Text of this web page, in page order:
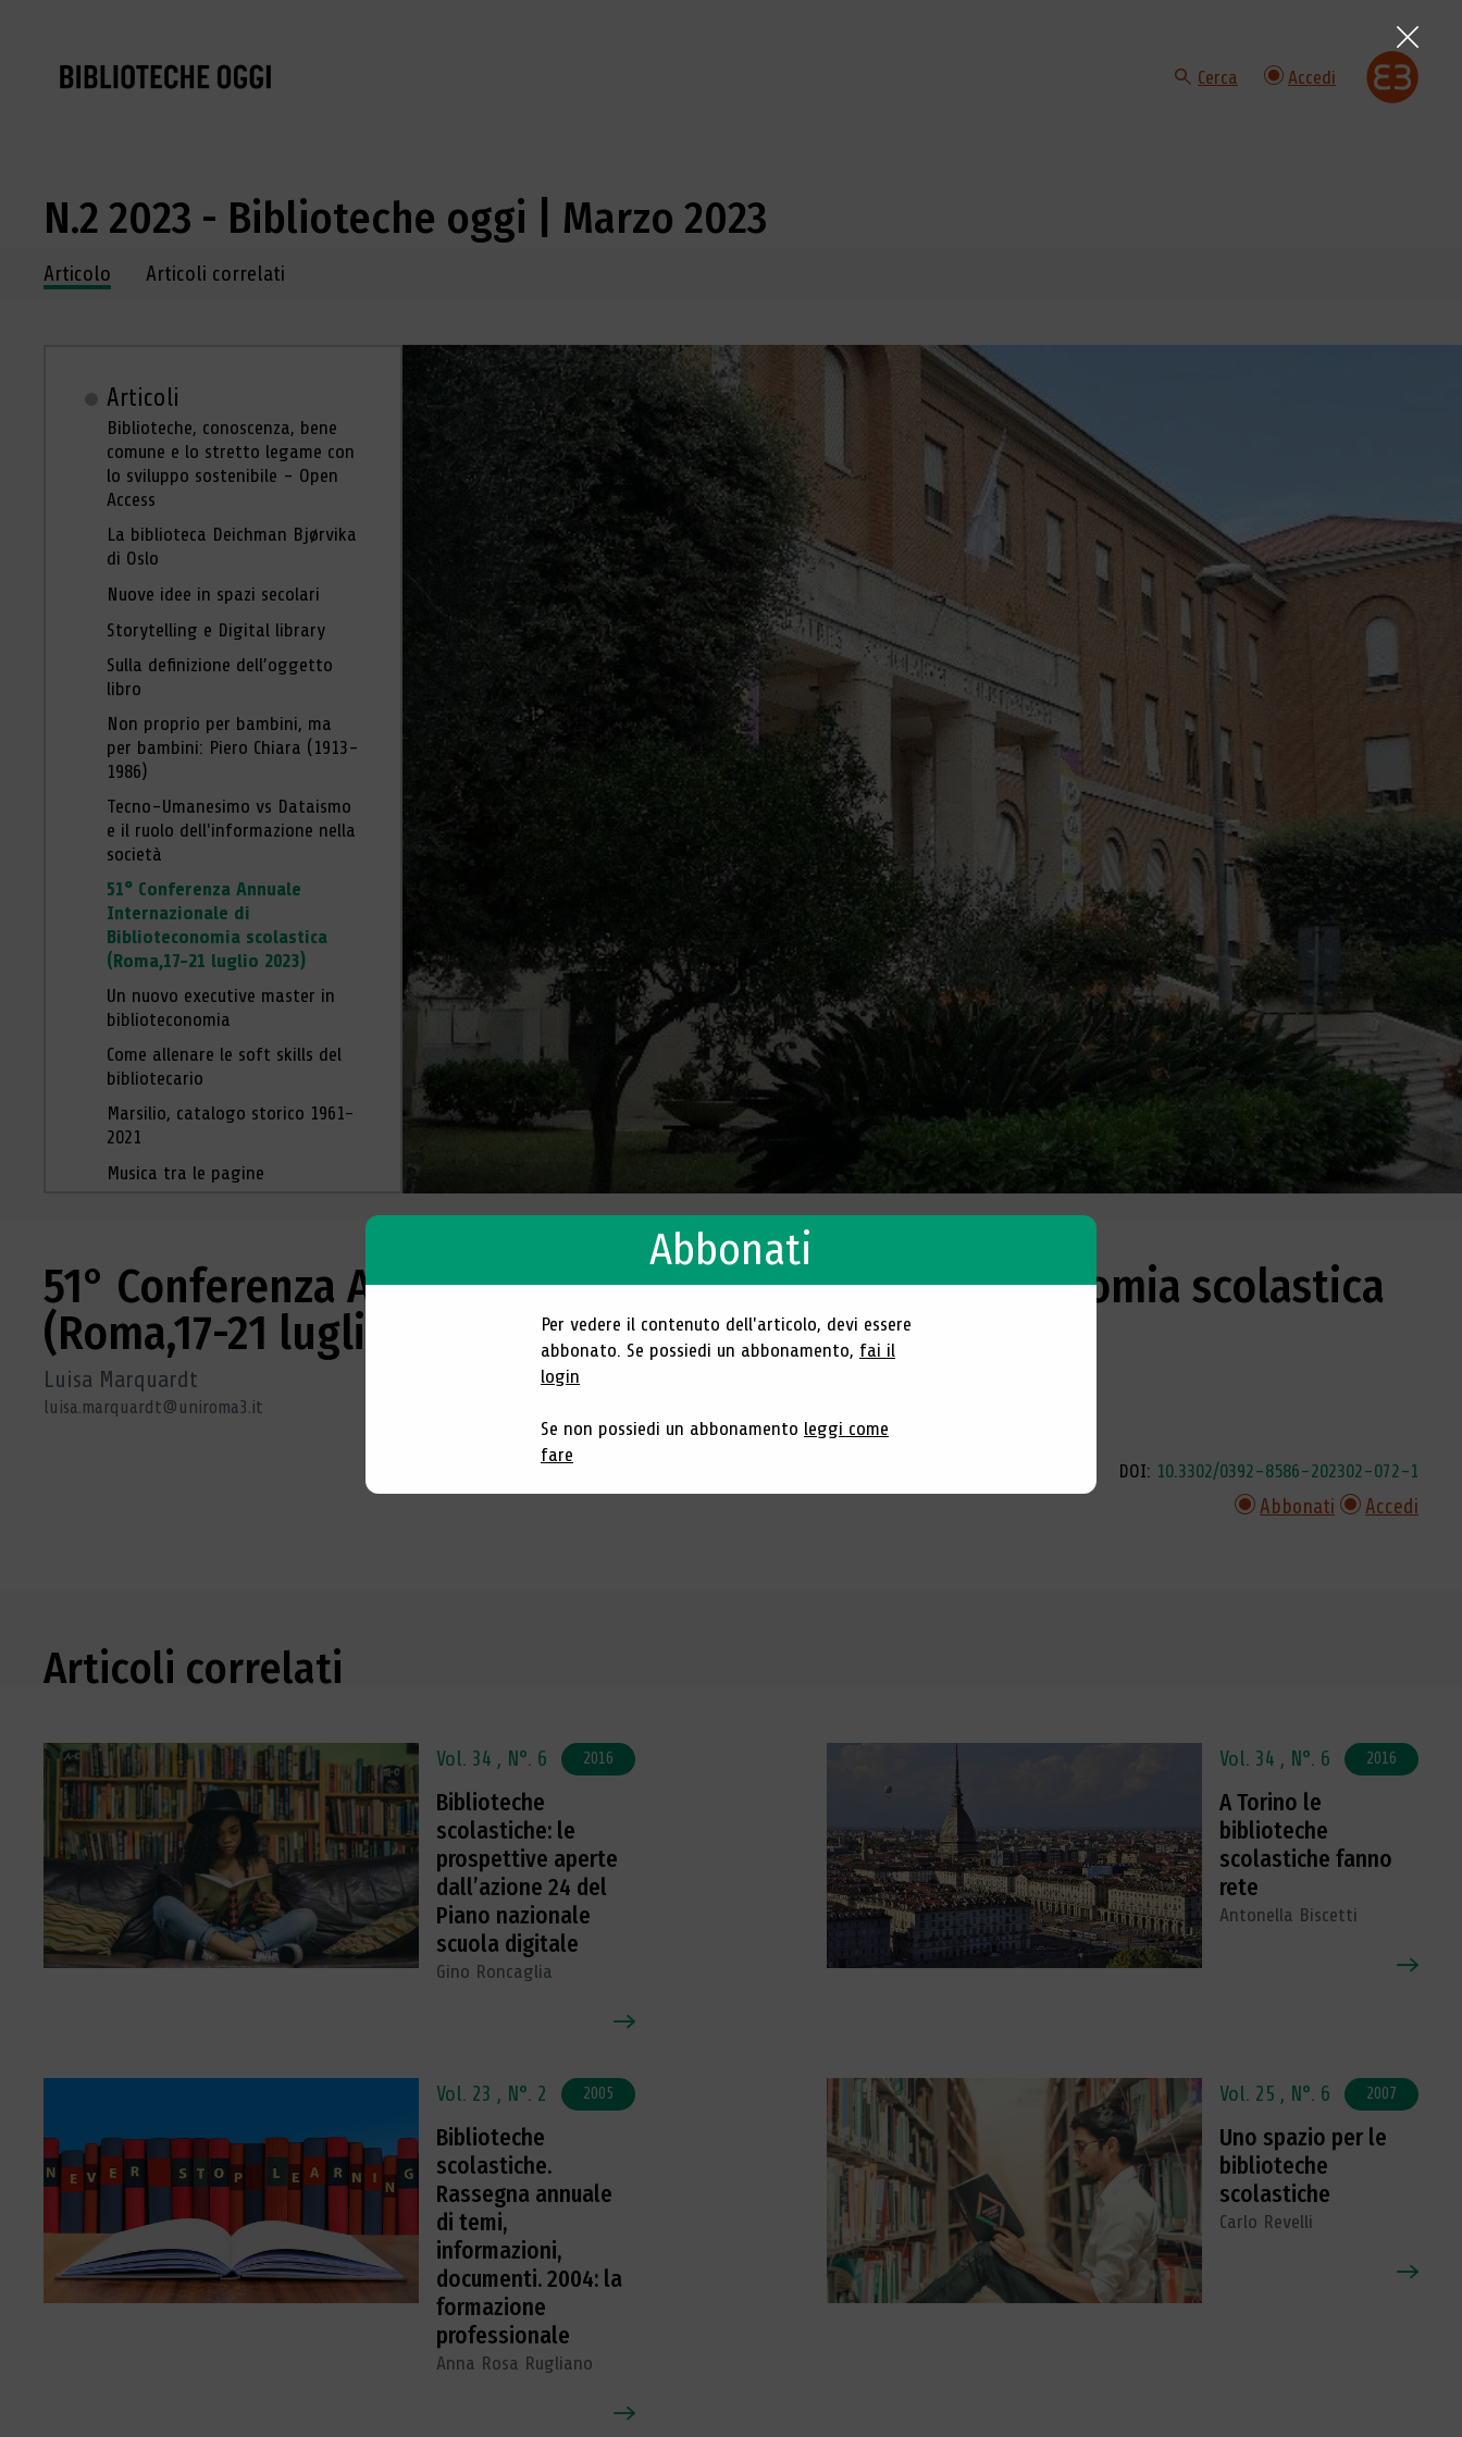
Cerca Accedi
N.2 2023 - Biblioteche oggi | Marzo 2023
Navigazione dei contenuti del fascicolo
Articolo Articoli correlati
Articoli
Biblioteche, conoscenza, bene
comune e lo stretto legame con
lo sviluppo sostenibile - Open
Access
La biblioteca Deichman Bjørvika
di Oslo
Nuove idee in spazi secolari
Storytelling e Digital library
Sulla definizione dell’oggetto
libro
Non proprio per bambini, ma
per bambini: Piero Chiara (1913-
1986)
Tecno-Umanesimo vs Dataismo
e il ruolo dell'informazione nella
società
51° Conferenza Annuale
Internazionale di
Biblioteconomia scolastica
(Roma,17-21 luglio 2023)
Un nuovo executive master in
biblioteconomia
Come allenare le soft skills del
bibliotecario
Marsilio, catalogo storico 1961-
2021
Musica tra le pagine
51° Conferenza Annuale Internazionale di Biblioteconomia scolastica
(Roma,17-21 luglio 2023)
Luisa Marquardt
luisa.marquardt@uniroma3.it
DOI: 10.3302/0392-8586-202302-072-1
Abbonati Accedi
Articoli correlati
Vol. 34 , N°. 6 2016
Biblioteche
scolastiche: le
prospettive aperte
dall’azione 24 del
Piano nazionale
scuola digitale
Gino Roncaglia
Vol. 34 , N°. 6 2016
A Torino le
biblioteche
scolastiche fanno
rete
Antonella Biscetti
Vol. 23 , N°. 2 2005
Biblioteche
scolastiche.
Rassegna annuale
di temi,
informazioni,
documenti. 2004: la
formazione
professionale
Anna Rosa Rugliano
Vol. 25 , N°. 6 2007
Uno spazio per le
biblioteche
scolastiche
Carlo Revelli
Abbonati
Per vedere il contenuto dell'articolo, devi essere
abbonato. Se possiedi un abbonamento, fai il
login
Se non possiedi un abbonamento leggi come
fare